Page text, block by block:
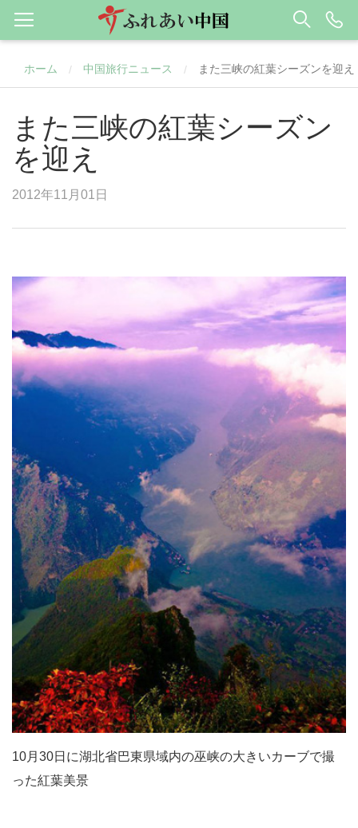
ホーム / 中国旅行ニュース / また三峡の紅葉シーズンを迎え
また三峡の紅葉シーズン
を迎え
2012年11月01日
10月30日に湖北省巴東県域内の巫峡の大きいカーブで撮
った紅葉美景